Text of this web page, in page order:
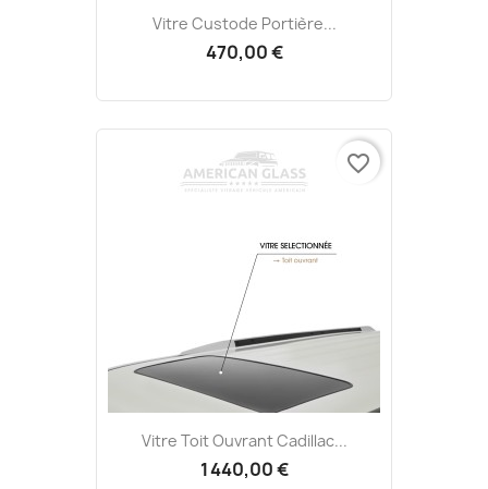
Vitre Custode Portière...
470,00 €
Vitre Toit Ouvrant Cadillac...
1 440,00 €
favorite_border